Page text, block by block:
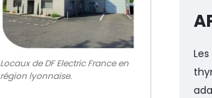
Locaux de DF Electric France en
région lyonnaise.